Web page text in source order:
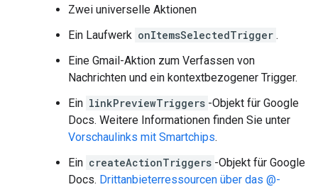
Zwei universelle Aktionen
Ein Laufwerk onItemsSelectedTrigger .
Eine Gmail-Aktion zum Verfassen von
Nachrichten und ein kontextbezogener Trigger.
Ein linkPreviewTriggers -Objekt für Google
Docs. Weitere Informationen finden Sie unter
Vorschaulinks mit Smartchips.
Ein createActionTriggers -Objekt für Google
Docs. Drittanbieterressourcen über das @-